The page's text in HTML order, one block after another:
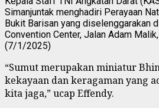
Simanjuntak menghadiri Perayaan
Bukit Barisan yang diselenggarakan
Convention Center, Jalan Adam
(7/1/2025)
“Sumut merupakan miniatur
kekayaan dan keragaman yang
kita jaga,” ucap Effendy.